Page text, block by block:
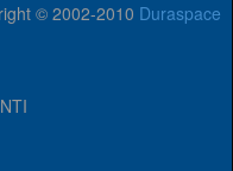
© 2002-2010 Duraspace